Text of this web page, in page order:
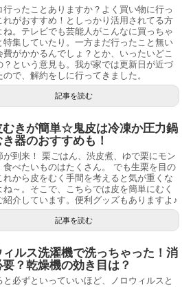
行ったことありますか？よく買い物に行っ
れがおすすめ！としっかり活用されてる方
ね。テレビでも芸能人がこんなに買っちゃ
特集していたり。一方まだ行ったこと無い
費がかかるんでしょ？とか、いったいどこ
？という意見も。我が家では更新日が近づ
ので、解約をしに行ってきました。
記事を読む
むきが簡単☆鬼皮は冷凍か圧力鍋
器のおすすめも！
が到来！ 栗ごはん、渋皮煮、ゆで栗にモン
食べたいものはたくさん。 でも生栗を目の
れから皮をむく手間を考えると気が重くな
ね～。そこで、こちらでは皮を簡単にむく
紹介しています。便利グッズもありますよ♪
記事を読む
ィルス洗濯機で洗っちゃった！消
？乾燥機の効き目は？
と必ずといっていいほど、ノロウィルスと